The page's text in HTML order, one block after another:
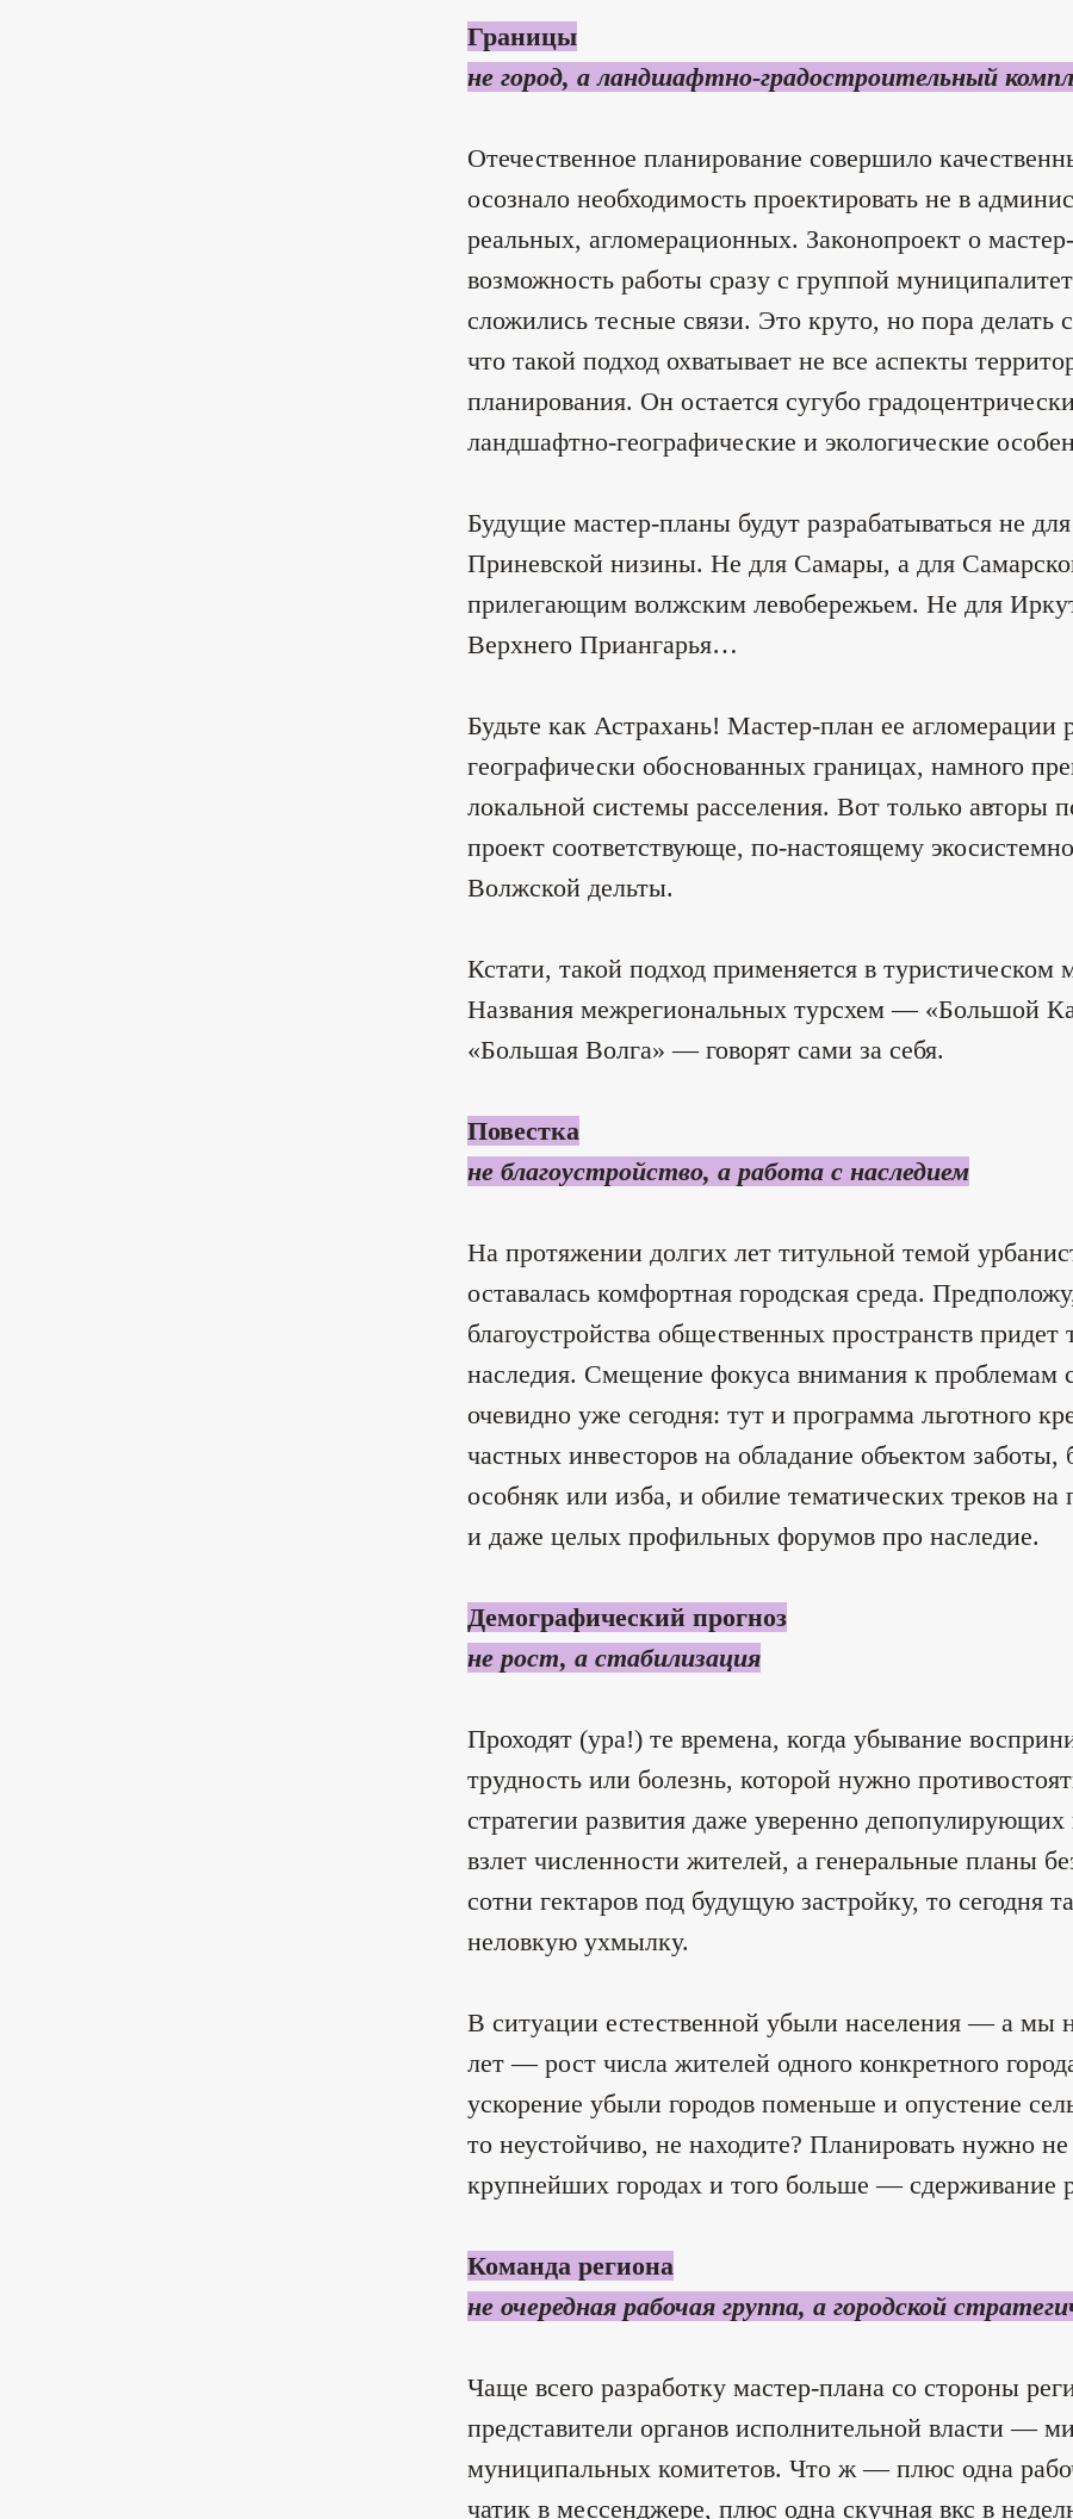
Границы
не город, а ландшафтно-градостроительный
Отечественное планирование совершило
осознало необходимость проектировать не в
реальных, агломерационных. Законопроект о
возможность работы сразу с группой
сложились тесные связи. Это круто, но пора
что такой подход охватывает не все аспекты
планирования. Он остается сугубо
ландшафтно-географические и экологические
Будущие мастер-планы будут разрабатываться не
Приневской низины. Не для Самары, а для
прилегающим волжским левобережьем. Не для
Верхнего Приангарья…
Будьте как Астрахань! Мастер-план ее агломерации
географически обоснованных границах, намного
локальной системы расселения. Вот только авторы
проект соответствующе, по-настоящему
Волжской дельты.
Кстати, такой подход применяется в туристическом
Названия межрегиональных турсхем — «Большой
«Большая Волга» — говорят сами за себя.
Повестка
не благоустройство, а работа с наследием
На протяжении долгих лет титульной темой
оставалась комфортная городская среда.
благоустройства общественных пространств придет
наследия. Смещение фокуса внимания к проблемам
очевидно уже сегодня: тут и программа льготного
частных инвесторов на обладание объектом заботы,
особняк или изба, и обилие тематических треков
и даже целых профильных форумов про наследие.
Демографический прогноз
не рост, а стабилизация
Проходят (ура!) те времена, когда убывание
трудность или болезнь, которой нужно
стратегии развития даже уверенно депопулирующих
взлет численности жителей, а генеральные планы
сотни гектаров под будущую застройку, то сегодня
неловкую ухмылку.
В ситуации естественной убыли населения — а мы
лет — рост числа жителей одного конкретного
ускорение убыли городов поменьше и опустение
то неустойчиво, не находите? Планировать нужно
крупнейших городах и того больше — сдерживание
Команда региона
не очередная рабочая группа, а городской
Чаще всего разработку мастер-плана со стороны
представители органов исполнительной власти —
муниципальных комитетов. Что ж — плюс одна
чатик в мессенджере, плюс одна скучная вкс в